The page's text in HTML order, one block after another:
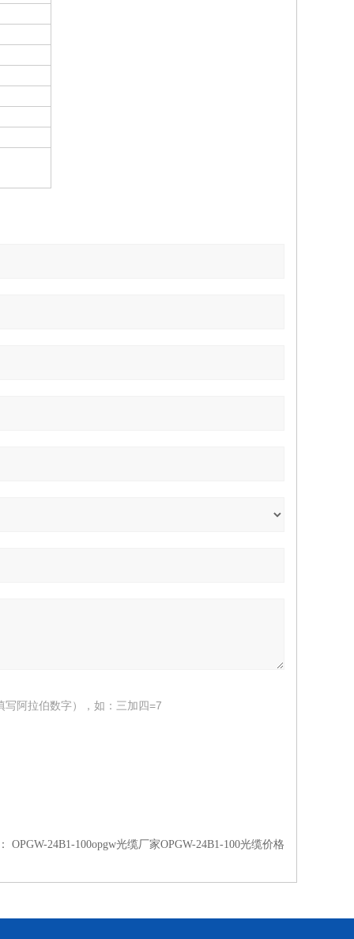
写阿拉伯数字），如：三加四=7
OPGW-24B1-100opgw光缆厂家OPGW-24B1-100光缆价格